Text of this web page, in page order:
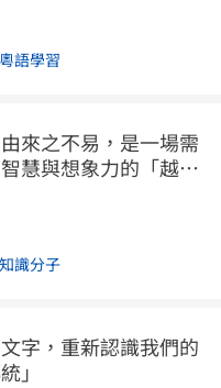
語學習
來之不易，是一場需
慧與想象力的「越
識分子
字，重新認識我們的
」